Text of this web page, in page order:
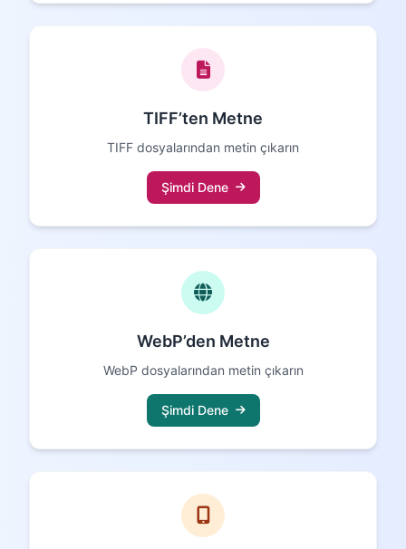
TIFF’ten Metne
TIFF dosyalarından metin çıkarın
Şimdi Dene
WebP’den Metne
WebP dosyalarından metin çıkarın
Şimdi Dene